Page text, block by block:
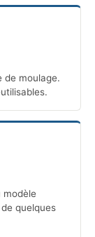
de moulage.
modèle
quelques